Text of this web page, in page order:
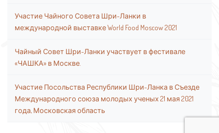
Участие Чайного Совета Шри-Ланки в
международной выставке World Food Moscow 2021
Чайный Совет Шри-Ланки участвует в фестивале
«ЧАШКА» в Москве.
Участие Посольства Республики Шри-Ланка в Съезде
Международного союза молодых ученых 21 мая 2021
года, Московская область